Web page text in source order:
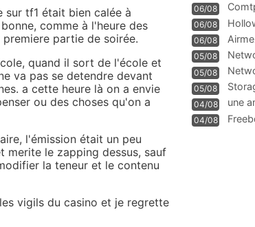
sur tf1 était bien calée à
comme à l'heure des
partie de soirée.
quand il sort de l'école et
va pas se detendre devant
a cette heure là on a envie
ou des choses qu'on a
l'émission était un peu
merite le zapping dessus, sauf
la teneur et le contenu
vigils du casino et je regrette
06/08
06/08
06/08
05/08
05/08
05/08
04/08
une
WIFI
04/08